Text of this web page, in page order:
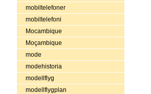
mobiltelefoner
mobiltelefoni
Mocambique
Moçambique
mode
modehistoria
modellflyg
modellflygplan